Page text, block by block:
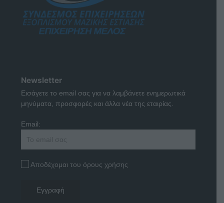
Newsletter
Εισάγετε το email σας για να λαμβάνετε ενημερωτικά
μηνύματα, προσφορές και άλλα νέα της εταιρίας.
Email:
Αποδέχομαι του όρους χρήσης